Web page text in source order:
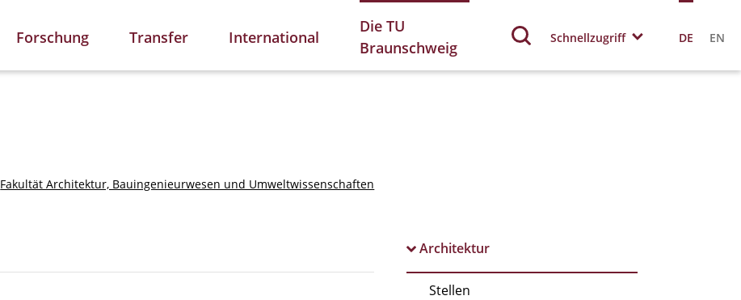
Forschung Transfer International
Die TU
Braunschweig
Schnellzugriff DE EN
Fakultät Architektur, Bauingenieurwesen und Umweltwissenschaften
Architektur
Stellen